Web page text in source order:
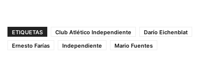
ETIQUETAS Club Atlético Independiente
Darío Eichenblat
Ernesto Farías
Independiente Mario Fuentes